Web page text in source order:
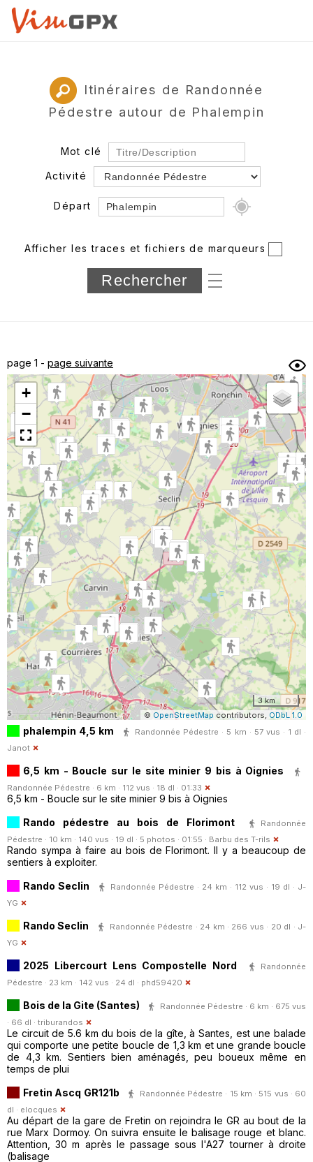
Itinéraires de Randonnée
Pédestre autour de Phalempin
Mot clé
Activité
Départ
Département
Longueur min/max
sous-dossiers
Trier par
Horodatage Photos
Afficher les traces et fichiers de marqueurs
page 1 - page suivante
+
−
3 km
© OpenStreetMap contributors, ODbL 1.0
phalempin 4,5 km
Randonnée Pédestre · 5 km · 57 vus · 1 dl ·
Janot
6,5 km - Boucle sur le site minier 9 bis à Oignies
Randonnée Pédestre · 6 km · 112 vus · 18 dl · 01:33
6,5 km - Boucle sur le site minier 9 bis à Oignies
Rando pédestre au bois de Florimont
Randonnée
Pédestre · 10 km · 140 vus · 19 dl · 5 photos · 01:55 · Barbu des T-rils
Rando sympa à faire au bois de Florimont. Il y a beaucoup de
sentiers à exploiter.
Rando Seclin
Randonnée Pédestre · 24 km · 112 vus · 19 dl · J-
YG
Rando Seclin Randonnée Pédestre · 24 km · 266 vus · 20 dl · J-
YG
2025 Libercourt Lens Compostelle Nord
Randonnée
Pédestre · 23 km · 142 vus · 24 dl · phd59420
Bois de la Gite (Santes)
Randonnée Pédestre · 6 km · 675 vus
· 66 dl · triburandos
Le circuit de 5.6 km du bois de la gîte, à Santes, est une balade
qui comporte une petite boucle de 1,3 km et une grande boucle
de 4,3 km. Sentiers bien aménagés, peu boueux même en
temps de plui
Fretin Ascq GR121b
Randonnée Pédestre · 15 km · 515 vus · 60
dl · elocques
Au départ de la gare de Fretin on rejoindra le GR au bout de la
rue Marx Dormoy. On suivra ensuite le balisage rouge et blanc.
Attention, 30 m après le passage sous l'A27 tourner à droite
(balisage